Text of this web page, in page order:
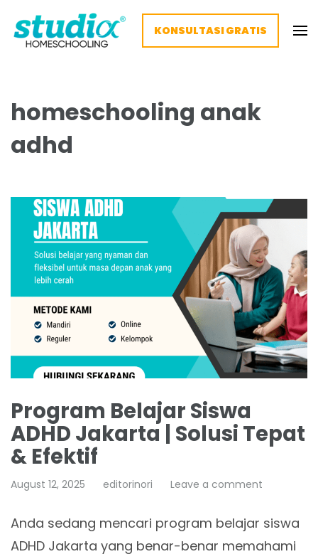
KONSULTASI GRATIS
homeschooling anak
adhd
Program Belajar Siswa
ADHD Jakarta | Solusi Tepat
& Efektif
August 12, 2025 editorinori Leave a comment
Anda sedang mencari program belajar siswa
ADHD Jakarta yang benar-benar memahami